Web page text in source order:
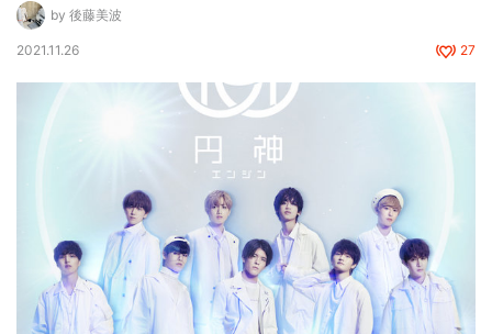
by 後藤美波
2021.11.26 27